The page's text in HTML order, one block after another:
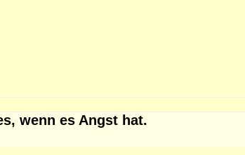
wenn es Angst hat.